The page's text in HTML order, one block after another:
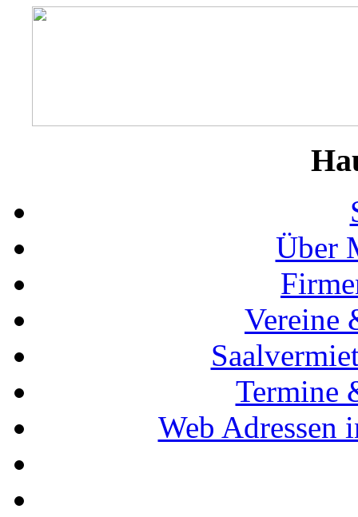
Über
Vereine
Termine
Web Adressen